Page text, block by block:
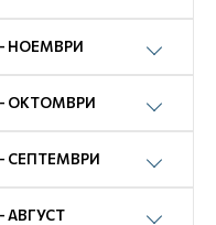
- НОЕМВРИ
- ОКТОМВРИ
СЕПТЕМВРИ
АВГУСТ